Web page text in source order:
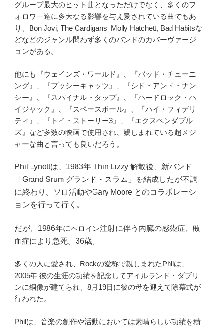
グループ最大のヒット曲となっただけでなく、多くのフ
ォロワー達に多大なる影響を与え愛されている曲でもあ
り、Bon Jovi, The Cardigans, Molly Hatchett, Bad Habitsな
どなどのジャンル問わず多くのバンドのカバーヴァージ
ョンがある。
他にも『ウェインズ・ワールド』、『バッド・チューニ
ング』、『プッシーキャッツ』、『シド・アンド・ナン
シー』、『スパイナル・タップ』、『ハードロック・ハ
イジャック』、『スペースボール』、『ハイ・フィデリ
ティ』、『トイ・ストーリー3』、『エクスペンダブル
ズ』など多数の映画で使用され、親しまれている超メジ
ャーな曲と言っても良いだろう。
Phil Lynottは、1983年 Thin Lizzy 解散後、新バンド
「Grand Srum グランド・スラム」を結成したが不調
に終わり、ソロ活動やGary Moore とのコラボレーシ
ョンを行って行く。
だが、1986年にヘロイン注射に伴う内臓の感染症、 敗
血症により急死。36歳。
多くの人に愛され、Rockの愛称で親しまれたPhilは、
2005年 彼の生涯の功績を記念してアイルランド・ダブリ
ンに銅像が建てられ、8月19日に彼の母を迎えて除幕式が
行われた。
Philは、音楽の創作や活動においては素晴らしい功績を積